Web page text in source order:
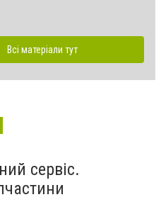
Всі матеріали тут
сервіс.